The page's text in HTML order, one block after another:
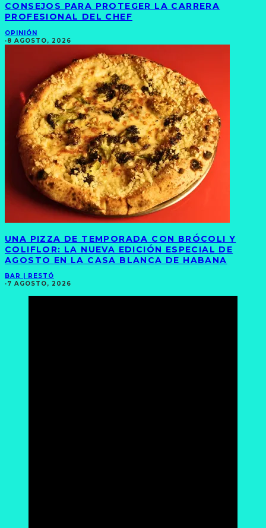
CONSEJOS PARA PROTEGER LA CARRERA
PROFESIONAL DEL CHEF
OPINIÓN
·8 AGOSTO, 2026
UNA PIZZA DE TEMPORADA CON BRÓCOLI Y
COLIFLOR: LA NUEVA EDICIÓN ESPECIAL DE
AGOSTO EN LA CASA BLANCA DE HABANA
BAR | RESTÓ
·7 AGOSTO, 2026